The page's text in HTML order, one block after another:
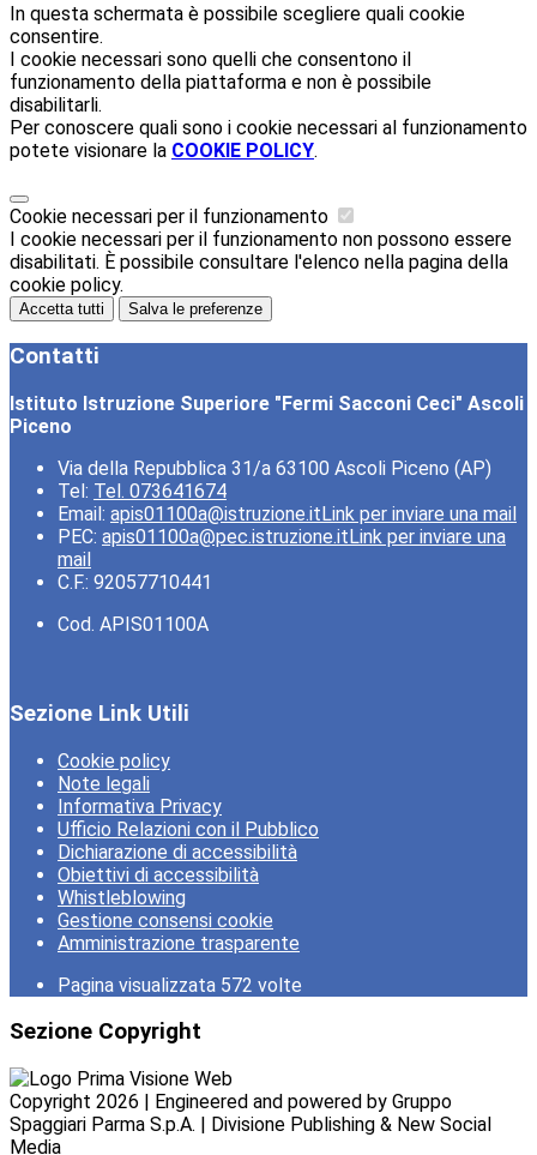
In questa schermata è possibile scegliere quali cookie
consentire.
I cookie necessari sono quelli che consentono il
funzionamento della piattaforma e non è possibile
disabilitarli.
Per conoscere quali sono i cookie necessari al funzionamento
potete visionare la COOKIE POLICY.
Cookie necessari per il funzionamento
I cookie necessari per il funzionamento non possono essere
disabilitati. È possibile consultare l'elenco nella pagina della
cookie policy.
Accetta tutti Salva le preferenze
Contatti
Istituto Istruzione Superiore "Fermi Sacconi Ceci" Ascoli
Piceno
Via della Repubblica 31/a 63100 Ascoli Piceno (AP)
Tel: Tel. 073641674
Email: apis01100a@istruzione.it Link per inviare una mail
PEC: apis01100a@pec.istruzione.it Link per inviare una
mail
C.F.: 92057710441
Cod. APIS01100A
Sezione Link Utili
Cookie policy
Note legali
Informativa Privacy
Ufficio Relazioni con il Pubblico
Dichiarazione di accessibilità
Obiettivi di accessibilità
Whistleblowing
Gestione consensi cookie
Amministrazione trasparente
Pagina visualizzata 572 volte
Sezione Copyright
Copyright 2026 | Engineered and powered by Gruppo
Spaggiari Parma S.p.A. | Divisione Publishing & New Social
Media